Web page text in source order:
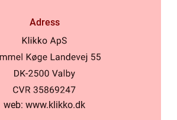
Adress
web: www.klikko.dk